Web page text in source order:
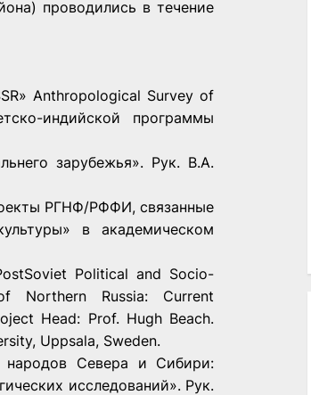
проводились в течение
Anthropological Survey of
­индийской программы
зарубежья». Рук. В.А.
РГНФ/РФФИ, связанные
в академическом
Political and Socio­
Northern Russia: Current
Head: Prof. Hugh Beach.
Uppsala, Sweden.
Севера и Сибири:
исследований». Рук.